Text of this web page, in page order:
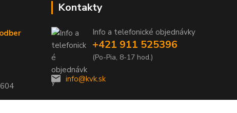
Kontakty
Info a telefonické objednávky
+421 911 525396
(Po-Pia, 8-17 hod.)
info@kvk.sk